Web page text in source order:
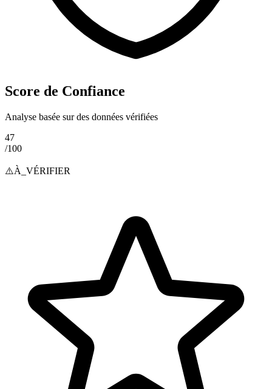
Score de Confiance
Analyse basée sur des données vérifiées
47
/100
⚠️À_VÉRIFIER